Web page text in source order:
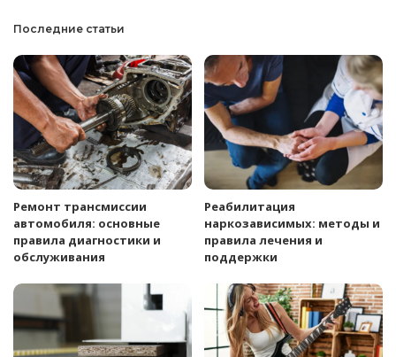
Последние статьи
Ремонт трансмиссии
автомобиля: основные
правила диагностики и
обслуживания
Реабилитация
наркозависимых: методы и
правила лечения и
поддержки